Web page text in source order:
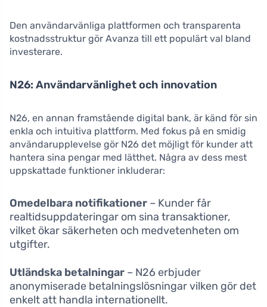
Den användarvänliga plattformen och transparenta
kostnadsstruktur gör Avanza till ett populärt val bland
investerare.
N26: Användarvänlighet och innovation
N26, en annan framstående digital bank, är känd för sin
enkla och intuitiva plattform. Med fokus på en smidig
användarupplevelse gör N26 det möjligt för kunder att
hantera sina pengar med lätthet. Några av dess mest
uppskattade funktioner inkluderar:
Omedelbara notifikationer – Kunder får
realtidsuppdateringar om sina transaktioner,
vilket ökar säkerheten och medvetenheten om
utgifter.
Utländska betalningar – N26 erbjuder
anonymiserade betalningslösningar vilken gör det
enkelt att handla internationellt.